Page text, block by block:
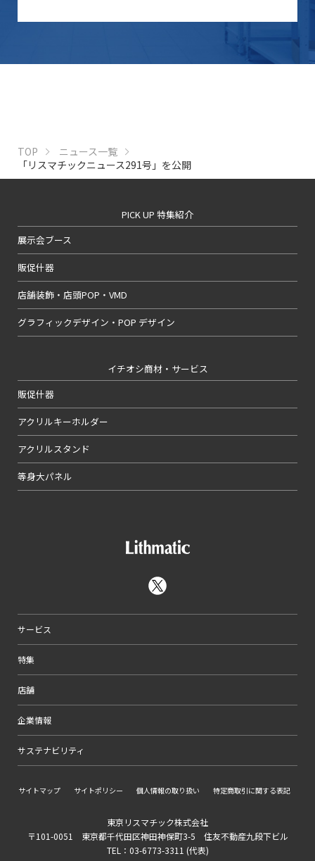
TOP
ニュース一覧
「リスマチックニュース291号」を公開
PICK UP 特集紹介
展示会ブース
販促什器
店舗装飾・店頭POP・VMD
グラフィックデザイン・POP デザイン
イチオシ商材・サービス
販促什器
アクリルキーホルダー
アクリルスタンド
等身大パネル
サービス
特集
店舗
企業情報
サステナビリティ
サイトマップ サイトポリシー 個人情報の取り扱い 特定商取引に関する表記
東京リスマチック株式会社
〒101-0051 東京都千代田区神田神保町3-5 住友不動産九段下ビル
TEL：03-6773-3311 (代表)